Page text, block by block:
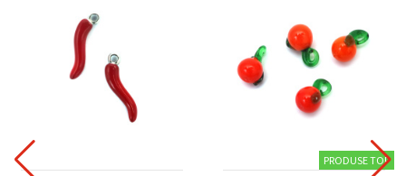
PRODUSE TOP